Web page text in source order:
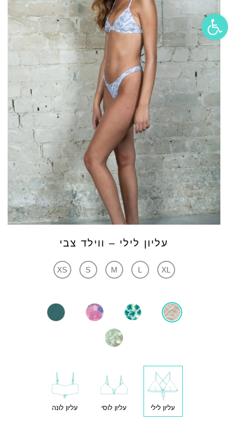
עליון לילי – ווילד צבי
XL
L
M
S
XS
עליון לילי עליון לוסי עליון לונה
פתח סרגל נגישות